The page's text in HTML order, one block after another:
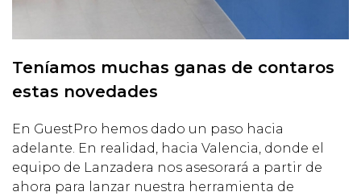
Teníamos muchas ganas de contaros
estas novedades
En GuestPro hemos dado un paso hacia
adelante. En realidad, hacia Valencia, donde el
equipo de Lanzadera nos asesorará a partir de
ahora para lanzar nuestra herramienta de